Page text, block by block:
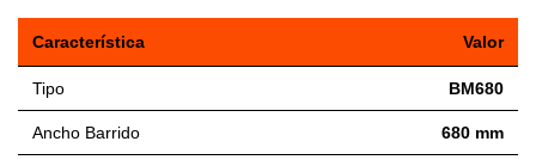
Característica Valor
Tipo BM680
Ancho Barrido 680 mm